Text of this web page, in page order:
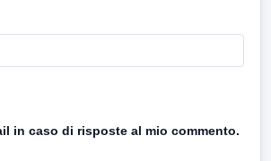
in caso di risposte al mio commento.